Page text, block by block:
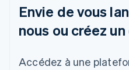
Envie de vous
nous ou créez
Accédez à une
Portugal
PortuguêsEnglish
R.A.S. de Hong Kong,
République tchèque